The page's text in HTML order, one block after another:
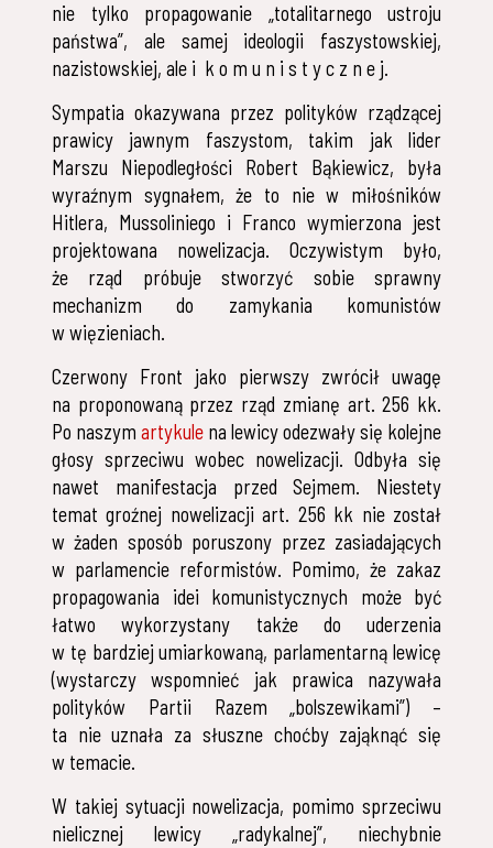
nie tylko propagowanie „totalitarnego ustroju
państwa”, ale samej ideologii faszystowskiej,
nazistowskiej, ale i k o m u n i s t y c z n e j.
Sympatia okazywana przez polityków rządzącej
prawicy jawnym faszystom, takim jak lider
Marszu Niepodległości Robert Bąkiewicz, była
wyraźnym sygnałem, że to nie w miłośników
Hitlera, Mussoliniego i Franco wymierzona jest
projektowana nowelizacja. Oczywistym było,
że rząd próbuje stworzyć sobie sprawny
mechanizm do zamykania komunistów
w więzieniach.
Czerwony Front jako pierwszy zwrócił uwagę
na proponowaną przez rząd zmianę art. 256 kk.
Po naszymartykule na lewicy odezwały się kolejne
głosy sprzeciwu wobec nowelizacji. Odbyła się
nawet manifestacja przed Sejmem. Niestety
temat groźnej nowelizacji art. 256 kk nie został
w żaden sposób poruszony przez zasiadających
w parlamencie reformistów. Pomimo, że zakaz
propagowania idei komunistycznych może być
łatwo wykorzystany także do uderzenia
w tę bardziej umiarkowaną, parlamentarną lewicę
(wystarczy wspomnieć jak prawica nazywała
polityków Partii Razem „bolszewikami”) –
ta nie uznała za słuszne choćby zająknąć się
w temacie.
W takiej sytuacji nowelizacja, pomimo sprzeciwu
nielicznej lewicy „radykalnej”, niechybnie